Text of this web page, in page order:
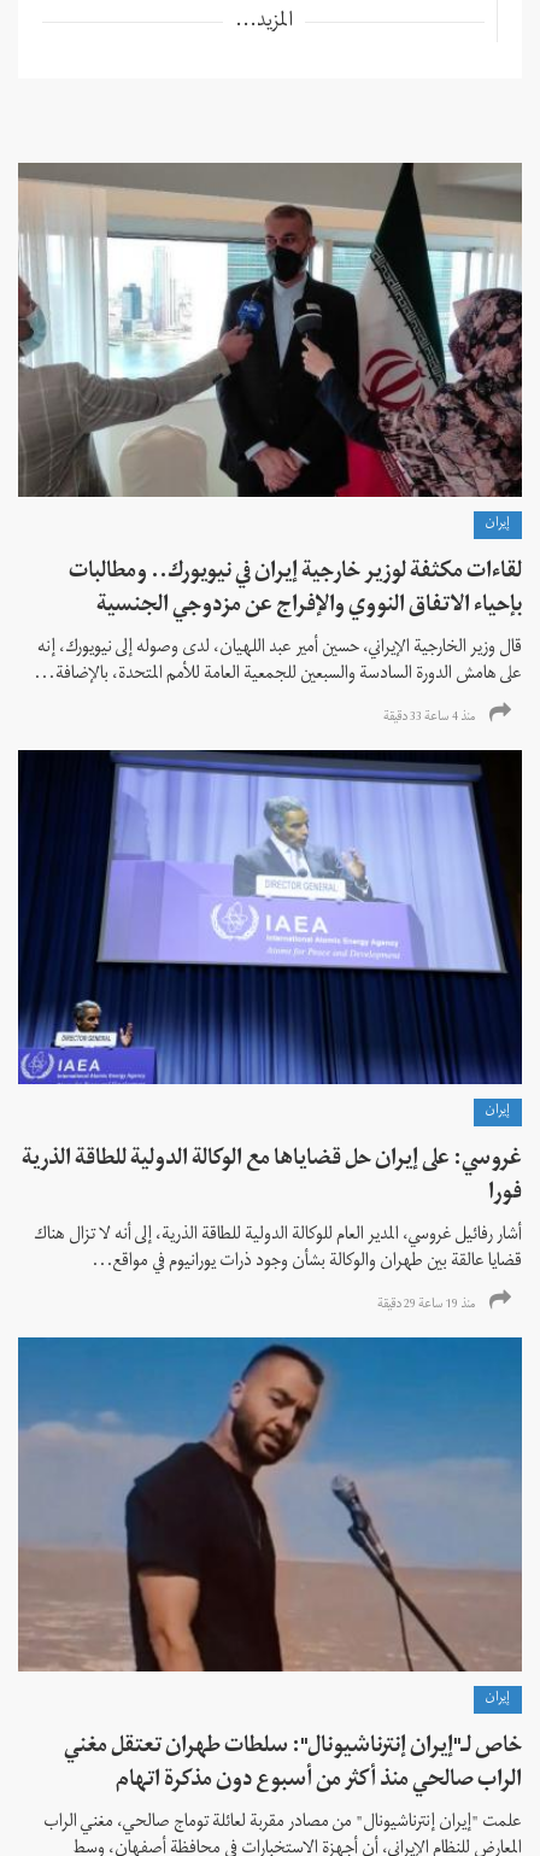
المزيد...
إيران
لقاءات مكثفة لوزير خارجية إيران في نيويورك.. ومطالبات
بإحياء الاتفاق النووي والإفراج عن مزدوجي الجنسية
قال وزير الخارجية الإيراني، حسين أمير عبد اللهيان، لدى وصوله إلى نيويورك، إنه
على هامش الدورة السادسة والسبعين للجمعية العامة للأمم المتحدة، بالإضافة...
منذ 4 ساعة 33 دقیقة
إيران
غروسي: على إيران حل قضاياها مع الوكالة الدولية للطاقة الذرية
فورا
أشار رفائيل غروسي، المدير العام للوكالة الدولية للطاقة الذرية، إلى أنه لا تزال هناك
قضايا عالقة بين طهران والوكالة بشأن وجود ذرات يورانيوم في مواقع...
منذ 19 ساعة 29 دقیقة
إيران
خاص لـ"إيران إنترناشيونال": سلطات طهران تعتقل مغني
الراب صالحي منذ أكثر من أسبوع دون مذكرة اتهام
علمت "إيران إنترناشيونال" من مصادر مقربة لعائلة توماج صالحي، مغني الراب